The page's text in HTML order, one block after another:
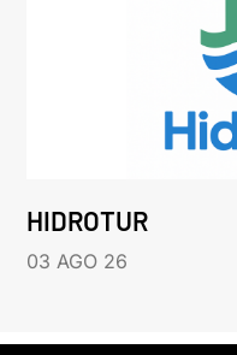
HIDROTUR
03 AGO 26